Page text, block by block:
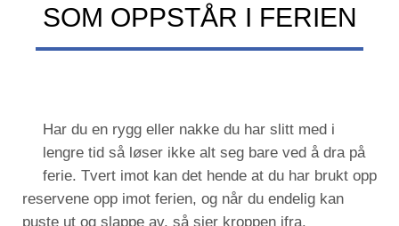
SOM OPPSTÅR I FERIEN
Har du en rygg eller nakke du har slitt med i
lengre tid så løser ikke alt seg bare ved å dra på
ferie. Tvert imot kan det hende at du har brukt opp
reservene opp imot ferien, og når du endelig kan
puste ut og slappe av, så sier kroppen ifra.